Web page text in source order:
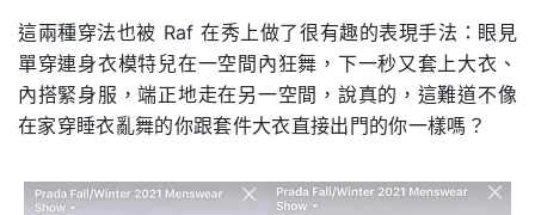
這兩種穿法也被 Raf 在秀上做了很有趣的表現手法：眼見
單穿連身衣模特兒在一空間內狂舞，下一秒又套上大衣、
內搭緊身服，端正地走在另一空間，說真的，這難道不像
在家穿睡衣亂舞的你跟套件大衣直接出門的你一樣嗎？